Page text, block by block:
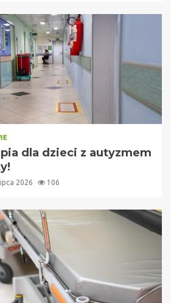
dla dzieci z autyzmem
2026 106